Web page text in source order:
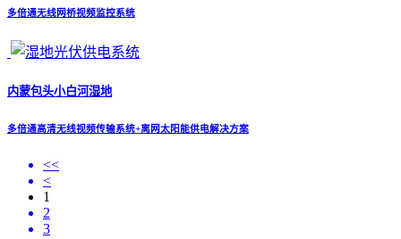
多倍通无线网桥视频监控系统
内蒙包头小白河湿地
多倍通高清无线视频传输系统+离网太阳能供电解决方案
<<
<
1
2
3